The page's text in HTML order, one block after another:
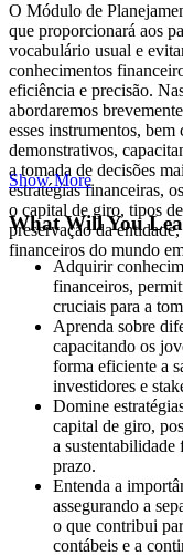
O Módulo de
que proporcionará aos
vocabulário usual e
conhecimentos
eficiência e precisão.
abordaremos
esses instrumentos,
demonstrativos,
a tomada de decisões
estratégias financeiras,
o capital de giro, tipos
preservação da
financeiros do mundo
Show More
What Will You
Adquirir
financeiros,
cruciais para a
Aprenda sobre
capacitando os
forma eficiente a
investidores e
Domine
capital de giro,
a sustentabilidade
prazo.
Entenda a
assegurando a
o que contribui
contábeis e a